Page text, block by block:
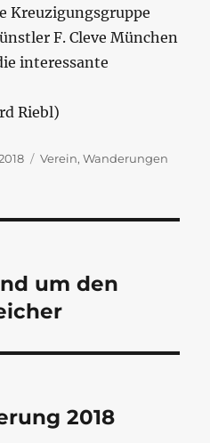
Kreuzigungsgruppe
F. Cleve München
interessante
Riebl)
Kategorien
Verein,Wanderungen
um den
2018